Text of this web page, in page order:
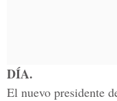
DÍA.
El nuevo presidente